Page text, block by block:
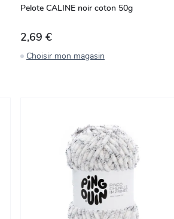
Pelote CALINE noir coton 50g
2,69 €
Choisir mon magasin